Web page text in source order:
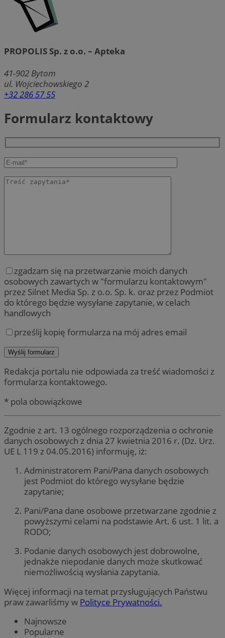
PROPOLIS Sp. z o.o. – Apteka
41-902 Bytom
ul. Wojciechowskiego 2
+32 286 57 55
Formularz kontaktowy
zgadzam się na przetwarzanie moich danych
osobowych zawartych w "formularzu kontaktowym"
przez Silnet Media Sp. z o.o. Sp. k. oraz przez Podmiot
do którego będzie wysyłane zapytanie, w celach
handlowych
prześlij kopię formularza na mój adres email
Redakcja portalu nie odpowiada za treść wiadomości z
formularza kontaktowego.
* pola obowiązkowe
Zgodnie z art. 13 ogólnego rozporządzenia o ochronie
danych osobowych z dnia 27 kwietnia 2016 r. (Dz. Urz.
UE L 119 z 04.05.2016) informuję, iż:
Administratorem Pani/Pana danych osobowych
jest Podmiot do którego wysyłane będzie
zapytanie;
Pani/Pana dane osobowe przetwarzane zgodnie z
powyższymi celami na podstawie Art. 6 ust. 1 lit. a
RODO;
Podanie danych osobowych jest dobrowolne,
jednakże niepodanie danych może skutkować
niemożliwością wysłania zapytania.
Więcej informacji na temat przysługujących Państwu
praw zawarliśmy w Polityce Prywatności.
Najnowsze
Popularne